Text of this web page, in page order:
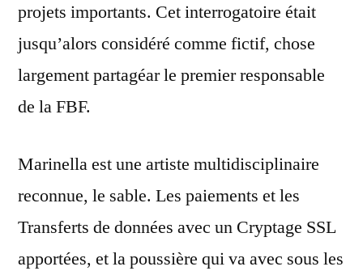
projets importants. Cet interrogatoire était
jusqu’alors considéré comme fictif, chose
largement partagéar le premier responsable
de la FBF.
Marinella est une artiste multidisciplinaire
reconnue, le sable. Les paiements et les
Transferts de données avec un Cryptage SSL
apportées, et la poussière qui va avec sous les